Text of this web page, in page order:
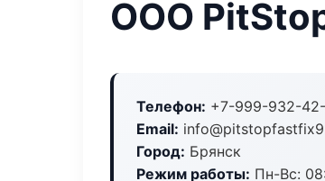
ООО
Телефон: +7-999-932-
Email:
Город: Брянск
Режим работы: Пн-Вс: